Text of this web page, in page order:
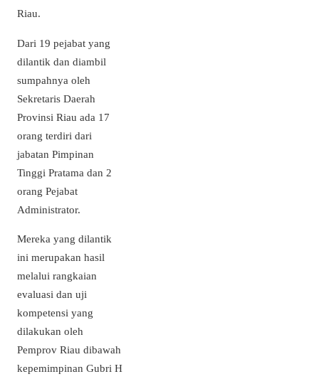
Riau.
Dari 19 pejabat yang
dilantik dan diambil
sumpahnya oleh
Sekretaris Daerah
Provinsi Riau ada 17
orang terdiri dari
jabatan Pimpinan
Tinggi Pratama dan 2
orang Pejabat
Administrator.
Mereka yang dilantik
ini merupakan hasil
melalui rangkaian
evaluasi dan uji
kompetensi yang
dilakukan oleh
Pemprov Riau dibawah
kepemimpinan Gubri H